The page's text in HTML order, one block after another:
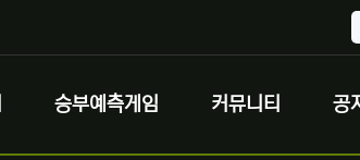
승부예측게임 커뮤니티 공